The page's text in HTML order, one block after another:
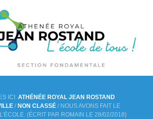
ICI: ATHÉNÉE ROYAL JEAN ROSTAND
/ NON CLASSÉ / NOUS AVONS FAIT LE
(ÉCRIT PAR ROMAIN LE 28/02/2018)